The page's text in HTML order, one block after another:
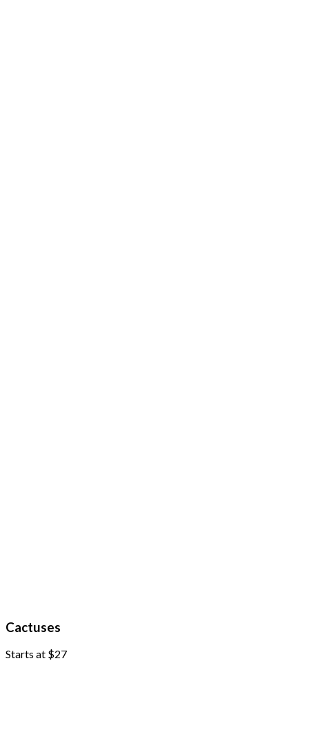
Cactuses
Starts at $27